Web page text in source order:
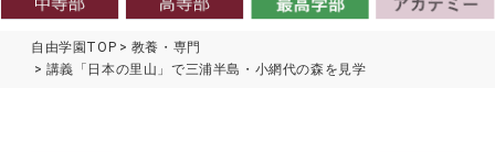
自由学園TOP
教養・専門
講義「日本の里山」で三浦半島・小網代の森を見学